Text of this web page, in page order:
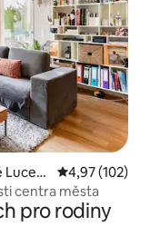
Průměrné
4,97 (102)
centra města
pro rodiny